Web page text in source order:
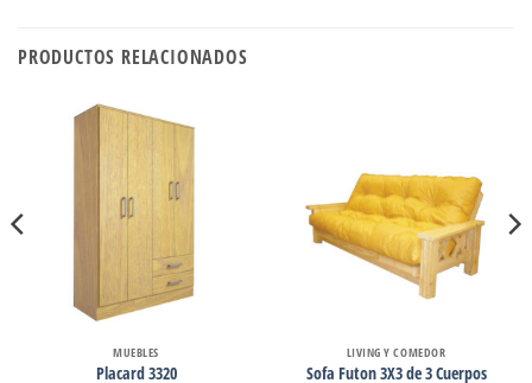
PRODUCTOS RELACIONADOS
MUEBLES
Placard 3320
LIVING Y COMEDOR
Sofa Futon 3X3 de 3 Cuerpos